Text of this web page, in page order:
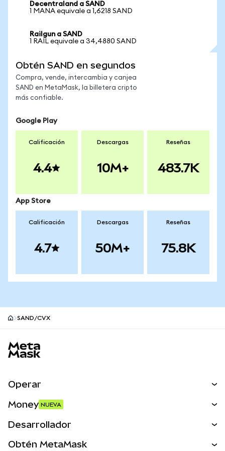
Decentraland a SAND
1 MANA equivale a 1,6218 SAND
Railgun a SAND
1 RAIL equivale a 34,4880 SAND
Obtén SAND en segundos
Compra, vende, intercambia y canjea
SAND en MetaMask, la billetera cripto
más confiable.
Google Play
Calificación
4.4
Descargas
10M+
Reseñas
483.7K
App Store
Calificación
4.7
Descargas
50M+
Reseñas
75.8K
SAND/CVX
Operar
Activos del mundo real
Money NUEVA
Desarrollador
Obtén MetaMask